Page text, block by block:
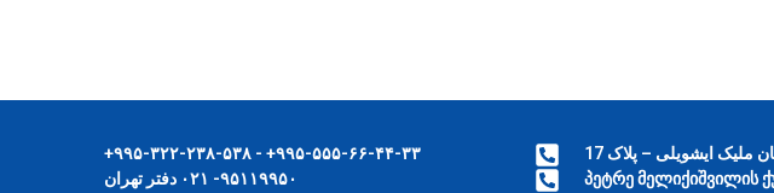
۹۹۵-۵۵۵-۶۶-۴۴-۳۳+ - ۹۹۵-۳۲۲-۲۳۸-۵۳۸+
۹۵۱۱۹۹۵۰- ۰۲۱ دفتر تهران
ایشویلی – پلاک 17